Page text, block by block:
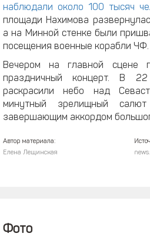
наблюдали около 100 тысяч
площади Нахимова
а на Минной стенке были
посещения военные корабли ЧФ.
Вечером на главной сцене
праздничный концерт. В
раскрасили небо над
минутный зрелищный
завершающим аккордом
Автор материала:
Елена Лещинская
Фото